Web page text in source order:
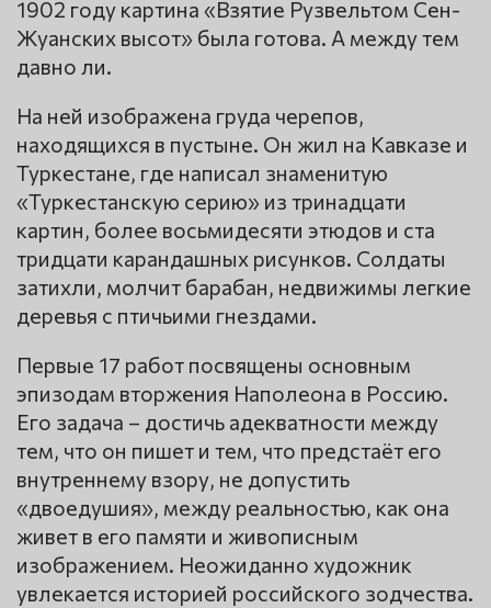
1902 году картина «Взятие Рузвельтом Сен-
Жуанских высот» была готова. А между тем
давно ли.
На ней изображена груда черепов,
находящихся в пустыне. Он жил на Кавказе и
Туркестане, где написал знаменитую
«Туркестанскую серию» из тринадцати
картин, более восьмидесяти этюдов и ста
тридцати карандашных рисунков. Солдаты
затихли, молчит барабан, недвижимы легкие
деревья с птичьими гнездами.
Первые 17 работ посвящены основным
эпизодам вторжения Наполеона в Россию.
Его задача – достичь адекватности между
тем, что он пишет и тем, что предстаёт его
внутреннему взору, не допустить
«двоедушия», между реальностью, как она
живет в его памяти и живописным
изображением. Неожиданно художник
увлекается историей российского зодчества.